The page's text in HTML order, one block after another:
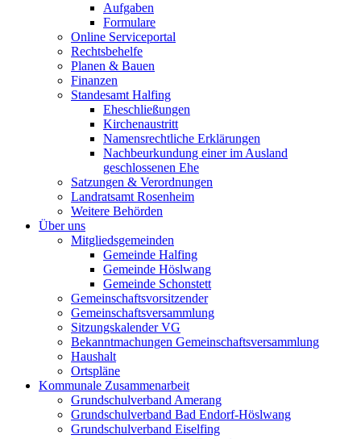
Aufgaben
Formulare
Online Serviceportal
Rechtsbehelfe
Planen & Bauen
Finanzen
Standesamt Halfing
Eheschließungen
Kirchenaustritt
Namensrechtliche Erklärungen
Nachbeurkundung einer im Ausland
geschlossenen Ehe
Satzungen & Verordnungen
Landratsamt Rosenheim
Weitere Behörden
Über uns
Mitgliedsgemeinden
Gemeinde Halfing
Gemeinde Höslwang
Gemeinde Schonstett
Gemeinschaftsvorsitzender
Gemeinschaftsversammlung
Sitzungskalender VG
Bekanntmachungen Gemeinschaftsversammlung
Haushalt
Ortspläne
Kommunale Zusammenarbeit
Grundschulverband Amerang
Grundschulverband Bad Endorf-Höslwang
Grundschulverband Eiselfing